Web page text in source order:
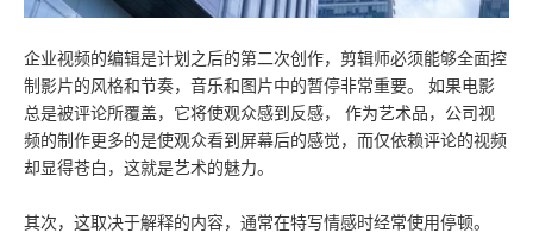
企业视频的编辑是计划之后的第二次创作，剪辑师必须能够全面控
制影片的风格和节奏，音乐和图片中的暂停非常重要。 如果电影
总是被评论所覆盖，它将使观众感到反感， 作为艺术品，公司视
频的制作更多的是使观众看到屏幕后的感觉，而仅依赖评论的视频
却显得苍白，这就是艺术的魅力。
其次，这取决于解释的内容，通常在特写情感时经常使用停顿。